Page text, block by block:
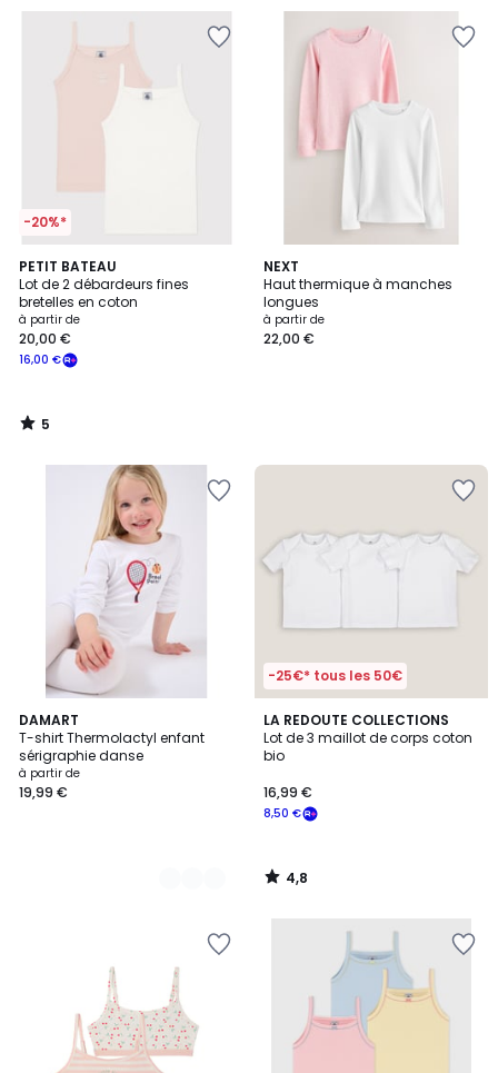
-20%*
PETIT BATEAU
Lot de 2 débardeurs fines
bretelles en coton
à partir de
16,00 €
20,00 €
5
/
5
5
/
NEXT
Haut thermique à manches
longues
à partir de
22,00 €
DAMART
T-shirt Thermolactyl enfant
sérigraphie danse
à partir de
19,99 €
6
Couleurs
-25€* tous les 50€
LA REDOUTE COLLECTIONS
Lot de 3 maillot de corps coton
bio
8,50 €
16,99 €
4,8
/ 5
4,8
/